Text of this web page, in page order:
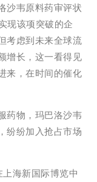
沙韦原料药审评状
现该项突破的企
考虑到未来全球流
增长，这一看得见
来，在时间的催化
药物，玛巴洛沙韦
纷纷加入抢占市场
海新国际博览中